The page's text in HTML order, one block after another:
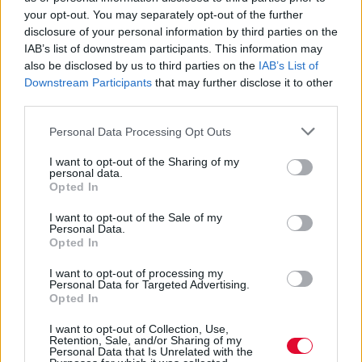
your opt-out. You may separately opt-out of the further
disclosure of your personal information by third parties on the
IAB’s list of downstream participants. This information may
also be disclosed by us to third parties on the IAB’s List of
Downstream Participants that may further disclose it to other
Personal Data Processing Opt Outs
I want to opt-out of the Sharing of my
personal data.
Opted In
I want to opt-out of the Sale of my
Personal Data.
Opted In
I want to opt-out of processing my
Personal Data for Targeted Advertising.
Opted In
I want to opt-out of Collection, Use,
Retention, Sale, and/or Sharing of my
Personal Data that Is Unrelated with the
Το AI Brain Fry μας κάνει λιγότερο
παραγωγικούς και πιο κουρασμένους